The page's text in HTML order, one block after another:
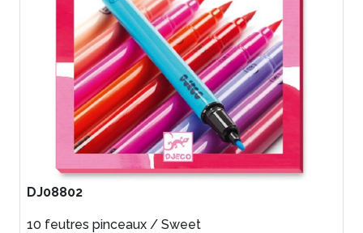
DJ08802
10 feutres pinceaux / Sweet